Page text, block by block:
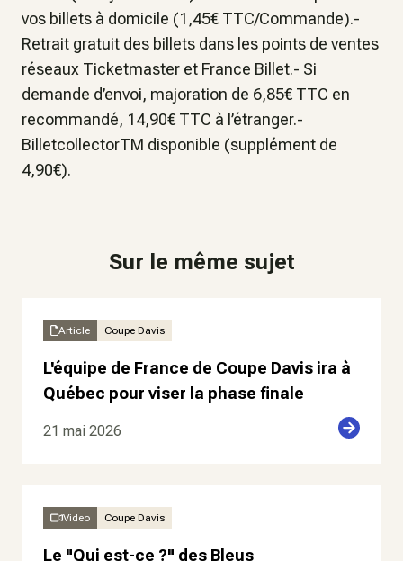
vos billets à domicile (1,45€ TTC/Commande).-
Retrait gratuit des billets dans les points de ventes
réseaux Ticketmaster et France Billet.- Si
demande d’envoi, majoration de 6,85€ TTC en
recommandé, 14,90€ TTC à l’étranger.-
BilletcollectorTM disponible (supplément de
4,90€).
Sur le même sujet
Article Coupe Davis
L'équipe de France de Coupe Davis ira à
Québec pour viser la phase finale
21 mai 2026
Video Coupe Davis
Le "Qui est-ce ?" des Bleus